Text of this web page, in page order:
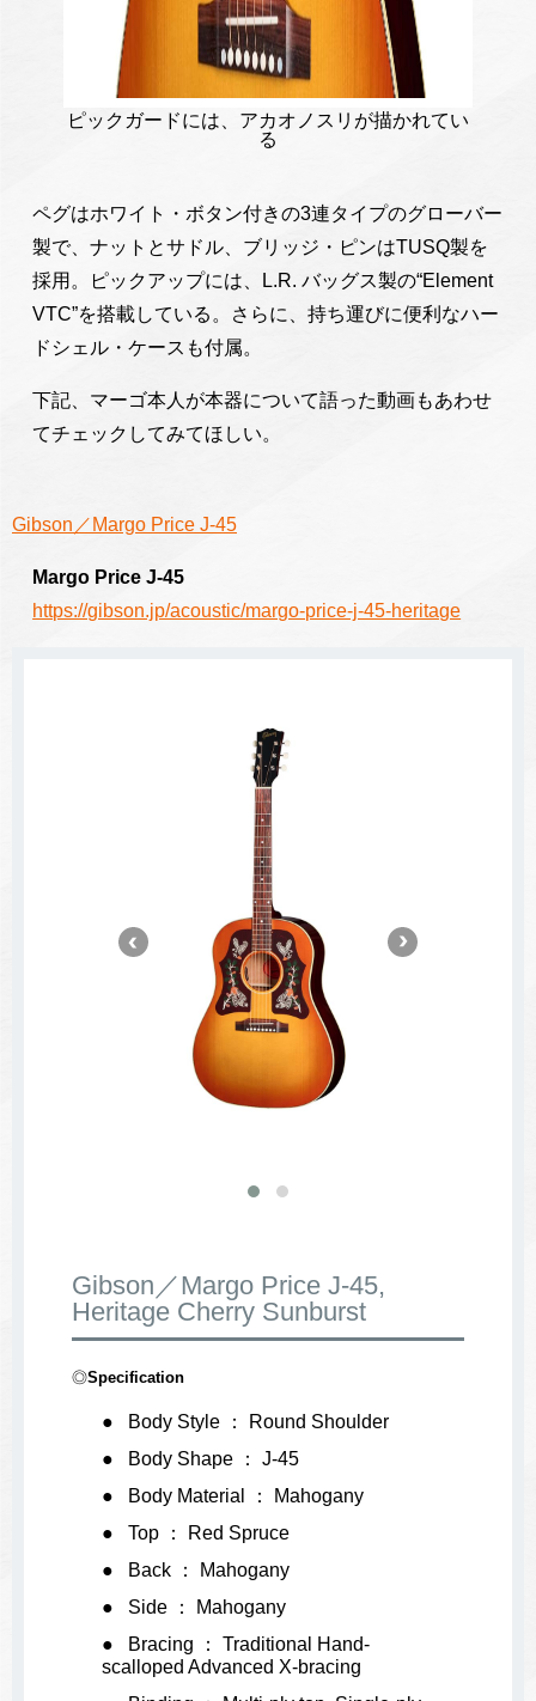
ピックガードには、アカオノスリが描かれてい
る
ペグはホワイト・ボタン付きの3連タイプのグローバー
製で、ナットとサドル、ブリッジ・ピンはTUSQ製を
採用。ピックアップには、L.R. バッグス製の“Element
VTC”を搭載している。さらに、持ち運びに便利なハー
ドシェル・ケースも付属。
下記、マーゴ本人が本器について語った動画もあわせ
てチェックしてみてほしい。
Gibson／Margo Price J-45
Margo Price J-45
https://gibson.jp/acoustic/margo-price-j-45-heritage
Gibson／Margo Price J-45,
Heritage Cherry Sunburst
◎Specification
Body Style ： Round Shoulder
Body Shape ： J-45
Body Material ： Mahogany
Top ： Red Spruce
Back ： Mahogany
Side ： Mahogany
Bracing ： Traditional Hand-
scalloped Advanced X-bracing